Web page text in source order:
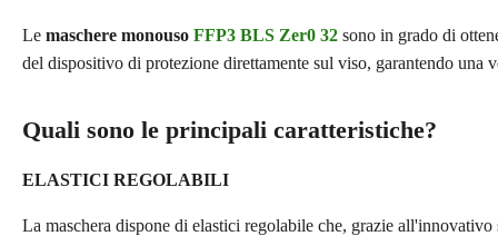
Le maschere monouso FFP3 BLS Zer0 32 sono in grado di
del dispositivo di protezione direttamente sul viso, garantendo una
Quali sono le principali caratteristiche?
ELASTICI REGOLABILI
La maschera dispone di elastici regolabile che, grazie